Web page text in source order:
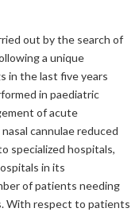
out by the search of
a unique
in the last five years
in paediatric
of acute
cannulae reduced
specialized hospitals,
in its
of patients needing
With respect to patients